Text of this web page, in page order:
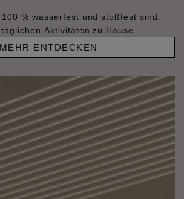
% wasserfest und stoßfest sind.
Aktivitäten zu Hause.
MEHR ENTDECKEN